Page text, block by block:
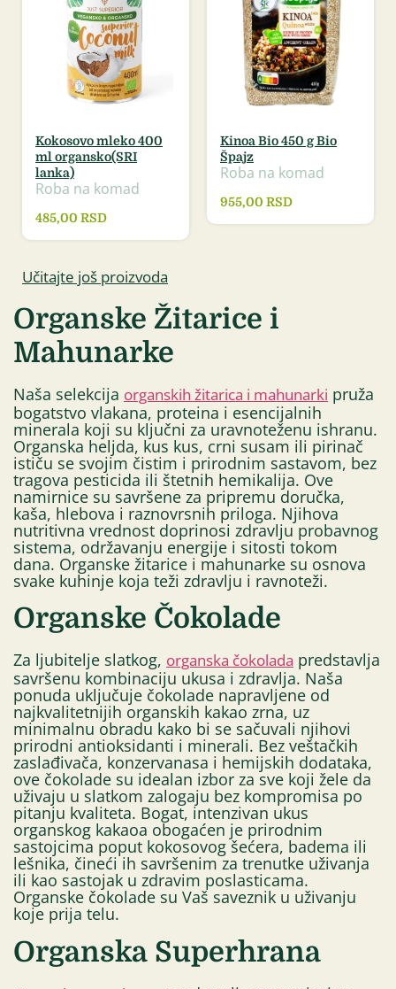
Kokosovo mleko 400
ml organsko(SRI
lanka)
Roba na komad
485,00 RSD
Kinoa Bio 450 g Bio
Špajz
Roba na komad
955,00 RSD
Učitajte još proizvoda
Organske Žitarice i
Mahunarke
Naša selekcija organskih žitarica i mahunarki pruža
bogatstvo vlakana, proteina i esencijalnih
minerala koji su ključni za uravnoteženu ishranu.
Organska heljda, kus kus, crni susam ili pirinač
ističu se svojim čistim i prirodnim sastavom, bez
tragova pesticida ili štetnih hemikalija. Ove
namirnice su savršene za pripremu doručka,
kaša, hlebova i raznovrsnih priloga. Njihova
nutritivna vrednost doprinosi zdravlju probavnog
sistema, održavanju energije i sitosti tokom
dana. Organske žitarice i mahunarke su osnova
svake kuhinje koja teži zdravlju i ravnoteži.
Organske Čokolade
Za ljubitelje slatkog, organska čokolada predstavlja
savršenu kombinaciju ukusa i zdravlja. Naša
ponuda uključuje čokolade napravljene od
najkvalitetnijih organskih kakao zrna, uz
minimalnu obradu kako bi se sačuvali njihovi
prirodni antioksidanti i minerali. Bez veštačkih
zaslađivača, konzervanasa i hemijskih dodataka,
ove čokolade su idealan izbor za sve koji žele da
uživaju u slatkom zalogaju bez kompromisa po
pitanju kvaliteta. Bogat, intenzivan ukus
organskog kakaoa obogaćen je prirodnim
sastojcima poput kokosovog šećera, badema ili
lešnika, čineći ih savršenim za trenutke uživanja
ili kao sastojak u zdravim poslasticama.
Organske čokolade su Vaš saveznik u uživanju
koje prija telu.
Organska Superhrana